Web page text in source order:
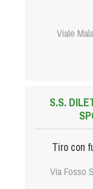
Viale
S.S.
Tiro con
Via Fosso